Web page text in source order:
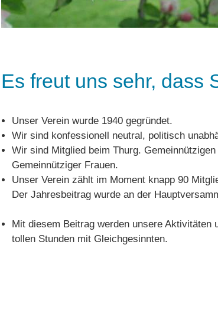
Es freut uns sehr, dass
Unser Verein wurde 1940 gegründet.
Wir sind konfessionell neutral, politisch
Wir sind Mitglied beim Thurg.
Gemeinnütziger Frauen.
Unser Verein zählt im Moment knapp 90
Der Jahresbeitrag wurde an der
Mit diesem Beitrag werden unsere
tollen Stunden mit Gleichgesinnten.